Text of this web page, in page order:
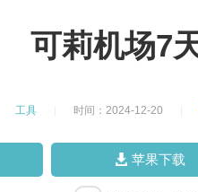
可莉机场7
工具 时间：2024-12-20
苹果下载